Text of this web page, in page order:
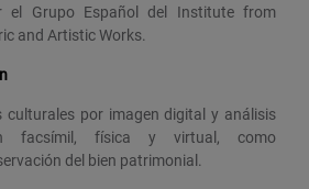
el Grupo Español del Institute from
and Artistic Works.
culturales por imagen digital y análisis
facsímil, física y virtual, como
del bien patrimonial.